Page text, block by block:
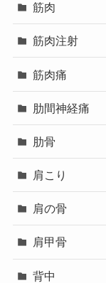
筋肉
筋肉注射
筋肉痛
肋間神経痛
肋骨
肩こり
肩の骨
肩甲骨
背中